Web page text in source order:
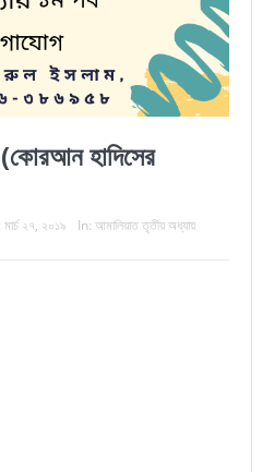
হাদিসের
মার্চ ২৭, ২০১৯ In: আমালিয়াত তৃতীয় অধ্যায়